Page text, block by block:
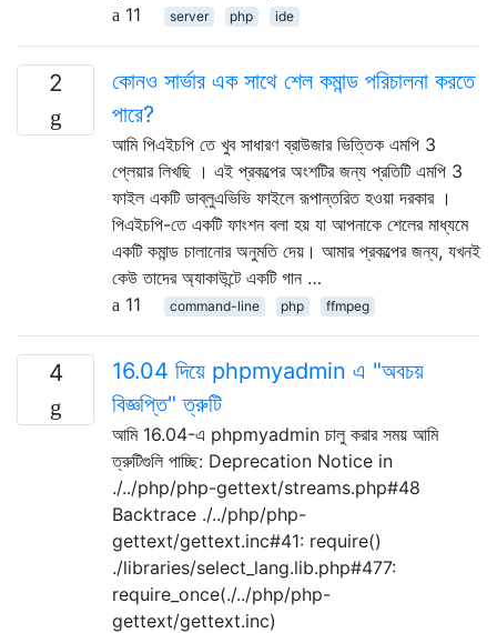
11
server php ide
2
কোনও সার্ভার এক সাথে শেল কমান্ড পরিচালনা করতে
পারে?
আমি পিএইচপি তে খুব সাধারণ ব্রাউজার ভিত্তিক এমপি 3
প্লেয়ার লিখছি । এই প্রকল্পের অংশটির জন্য প্রতিটি এমপি 3
ফাইল একটি ডাব্লুএভিভি ফাইলে রূপান্তরিত হওয়া দরকার ।
পিএইচপি-তে একটি ফাংশন বলা হয় যা আপনাকে শেলের মাধ্যমে
একটি কমান্ড চালানোর অনুমতি দেয়। আমার প্রকল্পের জন্য, যখনই
কেউ তাদের অ্যাকাউন্টে একটি গান …
11
command-line php ffmpeg
4
16.04 দিয়ে phpmyadmin এ "অবচয়
বিজ্ঞপ্তি" ত্রুটি
আমি 16.04-এ phpmyadmin চালু করার সময় আমি
ত্রুটিগুলি পাচ্ছি: Deprecation Notice in
./../php/php-gettext/streams.php#48
Backtrace ./../php/php-
gettext/gettext.inc#41: require()
./libraries/select_lang.lib.php#477:
require_once(./../php/php-
gettext/gettext.inc)